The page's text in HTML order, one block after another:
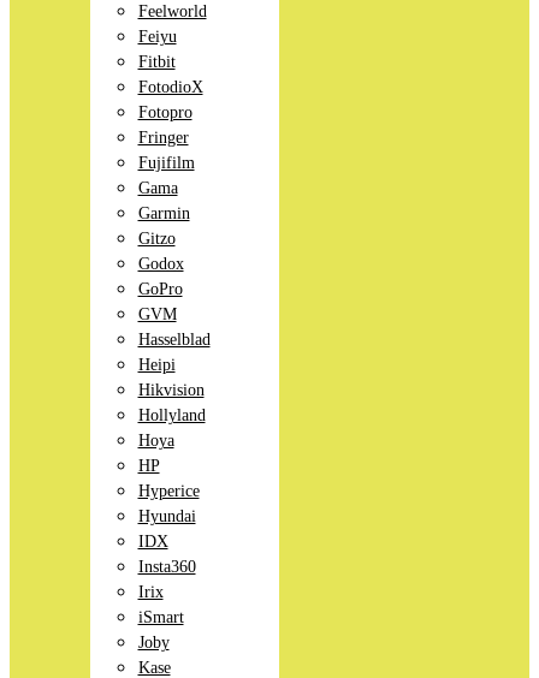
Feelworld
Feiyu
Fitbit
FotodioX
Fotopro
Fringer
Fujifilm
Gama
Garmin
Gitzo
Godox
GoPro
GVM
Hasselblad
Heipi
Hikvision
Hollyland
Hoya
HP
Hyperice
Hyundai
IDX
Insta360
Irix
iSmart
Joby
Kase